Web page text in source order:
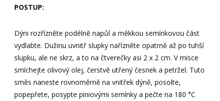
POSTUP:
Dýni rozřízněte podélně napůl a měkkou semínkovou část
vydlabte. Dužinu uvnitř slupky nařízněte opatrně až po tuhší
slupku, ale ne skrz, a to na čtverečky asi 2 x 2 cm. V misce
smíchejte olivový olej, čerstvě utřený česnek a petržel. Tuto
směs naneste rovnoměrně na vnitřek dýně, posolte,
popepřete, posypte piniovými semínky a pečte na 180 °C